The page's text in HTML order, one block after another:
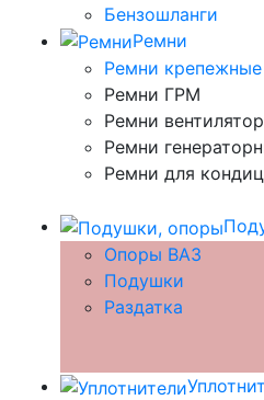
Бензошланги
Ремни
Ремни крепежные
Ремни ГРМ
Ремни
Ремни
Ремни для
Опоры ВАЗ
Подушки
Раздатка